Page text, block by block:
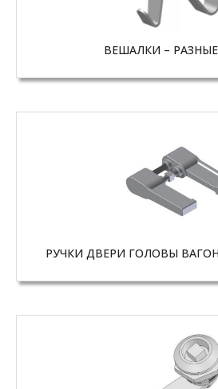
ВЕШАЛКИ –
РУЧКИ ДВЕРИ ГОЛОВЫ